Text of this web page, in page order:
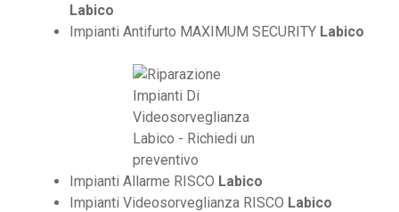
Labico
Impianti Antifurto MAXIMUM SECURITY Labico
Impianti Allarme RISCO Labico
Impianti Videosorveglianza RISCO Labico